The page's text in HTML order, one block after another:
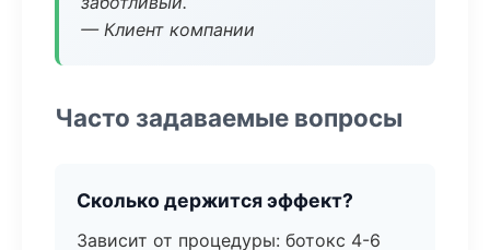
— Клиент компании
Часто задаваемые вопросы
Сколько держится эффект?
Зависит от процедуры: ботокс 4-6